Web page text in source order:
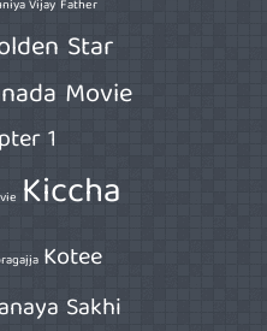
Vijay Father
Star
Movie
1
Kiccha
Kotee
Sakhi